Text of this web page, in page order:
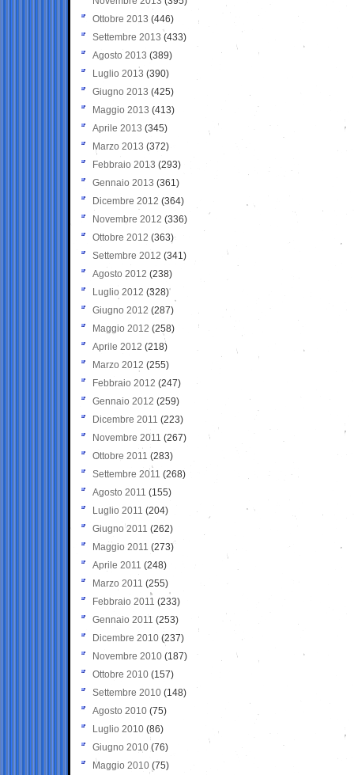
Ottobre 2013 (446)
Settembre 2013 (433)
Agosto 2013 (389)
Luglio 2013 (390)
Giugno 2013 (425)
Maggio 2013 (413)
Aprile 2013 (345)
Marzo 2013 (372)
Febbraio 2013 (293)
Gennaio 2013 (361)
Dicembre 2012 (364)
Novembre 2012 (336)
Ottobre 2012 (363)
Settembre 2012 (341)
Agosto 2012 (238)
Luglio 2012 (328)
Giugno 2012 (287)
Maggio 2012 (258)
Aprile 2012 (218)
Marzo 2012 (255)
Febbraio 2012 (247)
Gennaio 2012 (259)
Dicembre 2011 (223)
Novembre 2011 (267)
Ottobre 2011 (283)
Settembre 2011 (268)
Agosto 2011 (155)
Luglio 2011 (204)
Giugno 2011 (262)
Maggio 2011 (273)
Aprile 2011 (248)
Marzo 2011 (255)
Febbraio 2011 (233)
Gennaio 2011 (253)
Dicembre 2010 (237)
Novembre 2010 (187)
Ottobre 2010 (157)
Settembre 2010 (148)
Agosto 2010 (75)
Luglio 2010 (86)
Giugno 2010 (76)
Maggio 2010 (75)